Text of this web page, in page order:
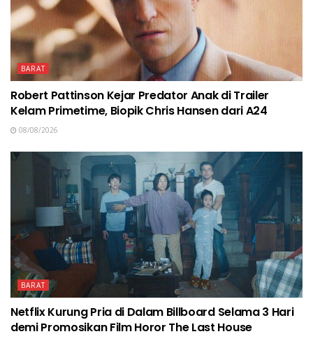
BARAT
Robert Pattinson Kejar Predator Anak di Trailer
Kelam Primetime, Biopik Chris Hansen dari A24
08/08/2026
BARAT
Netflix Kurung Pria di Dalam Billboard Selama 3 Hari
demi Promosikan Film Horor The Last House